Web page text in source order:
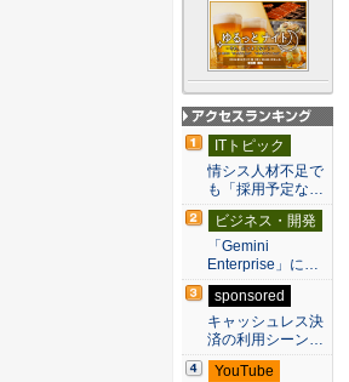
アクセスランキン
グ
ITトピック
情シス人材不足で
も「採用予定な…
ビジネス・開発
「Gemini
Enterprise」に…
sponsored
キャッシュレス決
済の利用シーン…
YouTube